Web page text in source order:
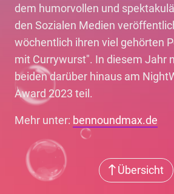
dem humorvollen und
den Sozialen Medien
wöchentlich ihren viel gehörten
mit Currywurst". In diesem Jahr
beiden darüber hinaus am
Award 2023 teil.
Mehr unter: bennoundmax.de
Übersicht